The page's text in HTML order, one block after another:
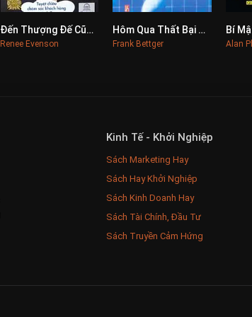
0
Đến Thượng Đế Cũng Phải Hài Lòng
Renee Evenson
0
Hôm Qua Thất Bại Hôm Nay Thành Công 2
Frank Bettger Alan
Kinh Tế - Khởi Nghiệp
Sách Marketing Hay
Sách Hay Khởi Nghiệp
Sách Kinh Doanh Hay
Sách Tài Chính, Đầu Tư
Sách Truyền Cảm Hứng